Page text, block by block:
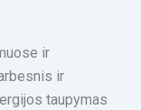
ir
ir
taupymas